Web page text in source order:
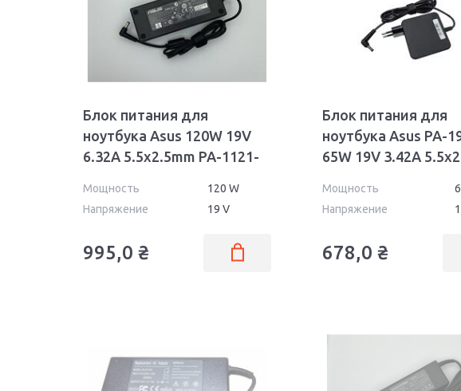
Блок питания для
ноутбука Asus 120W 19V
6.32A 5.5x2.5mm PA-1121-
Мощность
120 W
Напряжение
19 V
995,0 ₴
Блок питания для
ноутбука Asus PA-
65W 19V 3.42A
Мощность
Напряжение
678,0 ₴